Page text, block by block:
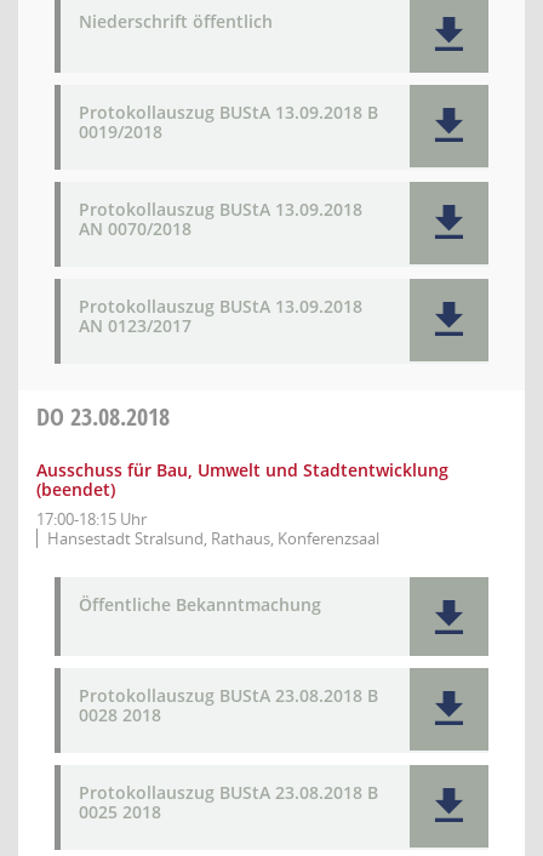
Niederschrift öffentlich
Protokollauszug BUStA 13.09.2018 B
0019/2018
Protokollauszug BUStA 13.09.2018
AN 0070/2018
Protokollauszug BUStA 13.09.2018
AN 0123/2017
DO 23.08.2018
Ausschuss für Bau, Umwelt und Stadtentwicklung
(beendet)
17:00-18:15 Uhr
Hansestadt Stralsund, Rathaus, Konferenzsaal
Öffentliche Bekanntmachung
Protokollauszug BUStA 23.08.2018 B
0028 2018
Protokollauszug BUStA 23.08.2018 B
0025 2018